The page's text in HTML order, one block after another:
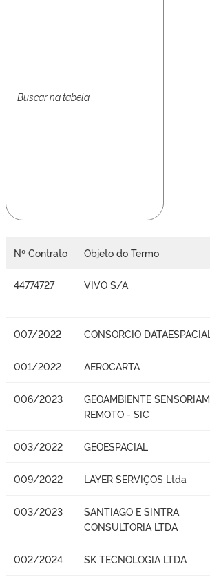
Nº Contrato Objeto do Termo
44774727 VIVO S/A
007/2022 CONSORCIO
001/2022 AEROCARTA
006/2023
GEOAMBIENTE
REMOTO - SIC
003/2022 GEOESPACIAL
009/2022 LAYER SERVIÇOS Ltda
003/2023
SANTIAGO E SINTRA
CONSULTORIA LTDA
002/2024 SK TECNOLOGIA LTDA